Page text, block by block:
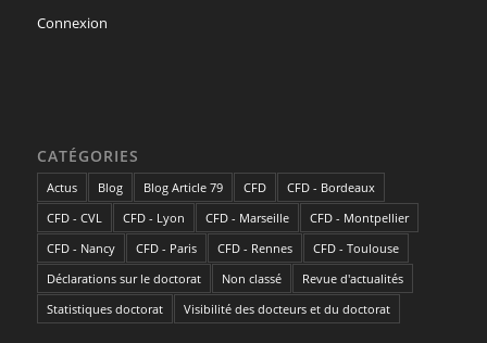
Connexion
CATÉGORIES
Actus Blog Blog Article 79 CFD
CFD - Bordeaux
CFD - CVL
CFD - Lyon CFD - Marseille
CFD - Montpellier
CFD - Nancy
CFD - Paris CFD - Rennes
CFD - Toulouse
Déclarations sur le doctorat
Non classé
Revue d'actualités
Statistiques doctorat
Visibilité des docteurs et du doctorat